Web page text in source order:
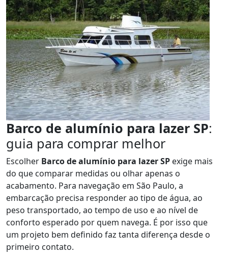
Barco de alumínio para lazer SP:
guia para comprar melhor
Escolher Barco de alumínio para lazer SP exige mais
do que comparar medidas ou olhar apenas o
acabamento. Para navegação em São Paulo, a
embarcação precisa responder ao tipo de água, ao
peso transportado, ao tempo de uso e ao nível de
conforto esperado por quem navega. É por isso que
um projeto bem definido faz tanta diferença desde o
primeiro contato.